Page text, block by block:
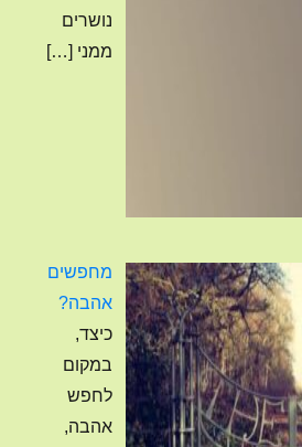
נושרים
ממני […]
מחפשים
אהבה?
כיצד,
במקום
לחפש
אהבה,